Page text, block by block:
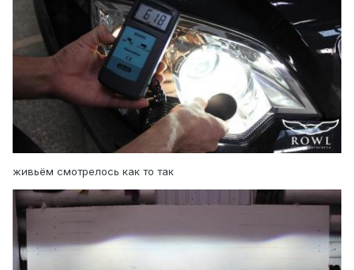
живьём смотрелось как то так